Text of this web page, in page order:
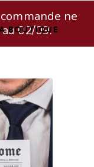
BOUTIQUE
ne
02/09.